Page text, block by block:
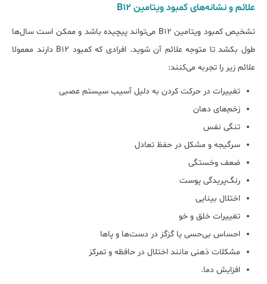
علائم و نشانه‌های کمبود ویتامین B12
تشخیص کمبود ویتامین B12 می‌تواند پیچیده باشد و ممکن است سال‌ها
طول بکشد تا متوجه علائم آن شوید. افرادی که کمبود B12 دارند معمولا
علائم زیر را تجربه می‌کنند:
تغییرات در حرکت کردن به دلیل آسیب سیستم عصبی
زخم‌های دهان
تنگی نفس
سرگیجه و مشکل در حفظ تعادل
ضعف وخستگی
رنگ‌پریدگی پوست
اختلال بینایی
تغییرات خلق و خو
احساس بی‌حسی یا گزگز در دست‌ها و پاها
مشکلات ذهنی مانند اختلال در حافظه و تمرکز
افزایش دما.